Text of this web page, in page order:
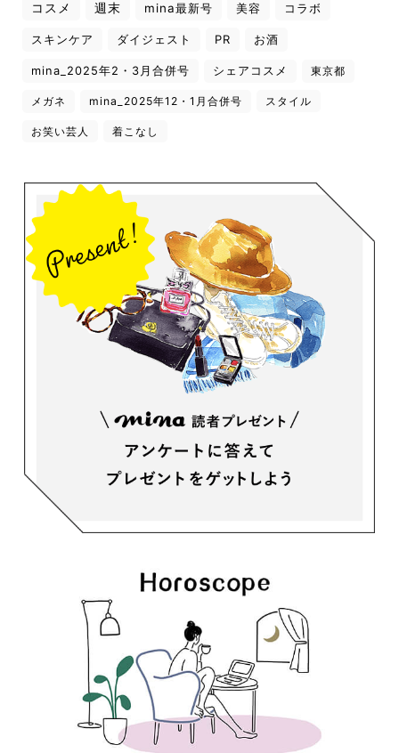
コスメ 週末 mina最新号 美容 コラボ
スキンケア ダイジェスト PR お酒
mina_2025年2・3月合併号 シェアコスメ 東京都
メガネ mina_2025年12・1月合併号 スタイル
お笑い芸人 着こなし